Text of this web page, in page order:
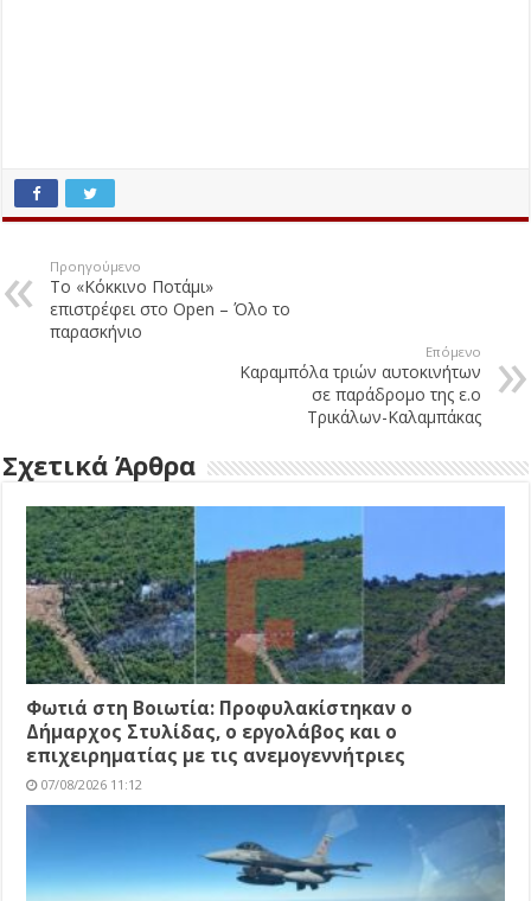
Προηγούμενο
Το «Κόκκινο Ποτάμι»
επιστρέφει στο Open – Όλο το
παρασκήνιο
Επόμενο
Kαραμπόλα τριών αυτοκινήτων
σε παράδρομο της ε.ο
Τρικάλων-Καλαμπάκας
Σχετικά Άρθρα
Φωτιά στη Βοιωτία: Προφυλακίστηκαν ο
Δήμαρχος Στυλίδας, ο εργολάβος και ο
επιχειρηματίας με τις ανεμογεννήτριες
07/08/2026 11:12